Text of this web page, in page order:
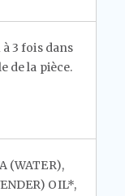
3 fois dans
de la pièce.
(WATER),
OIL*,